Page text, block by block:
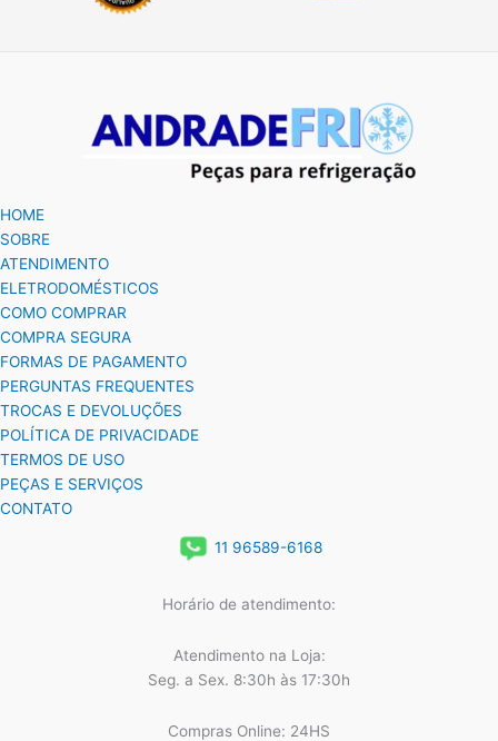
HOME
SOBRE
ATENDIMENTO
ELETRODOMÉSTICOS
COMO COMPRAR
COMPRA SEGURA
FORMAS DE PAGAMENTO
PERGUNTAS FREQUENTES
TROCAS E DEVOLUÇÕES
POLÍTICA DE PRIVACIDADE
TERMOS DE USO
PEÇAS E SERVIÇOS
CONTATO
11 96589-6168
Horário de atendimento:
Atendimento na Loja:
Seg. a Sex. 8:30h às 17:30h
Compras Online: 24HS